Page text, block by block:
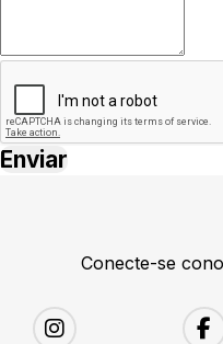
Conecte-se